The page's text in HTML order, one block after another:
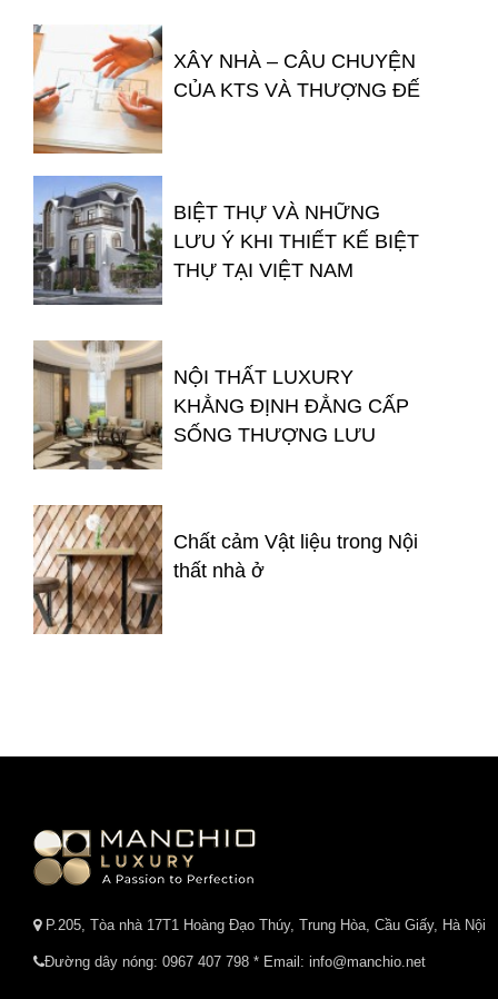
XÂY NHÀ – CÂU CHUYỆN
CỦA KTS VÀ THƯỢNG ĐẾ
BIỆT THỰ VÀ NHỮNG
LƯU Ý KHI THIẾT KẾ BIỆT
THỰ TẠI VIỆT NAM
NỘI THẤT LUXURY
KHẲNG ĐỊNH ĐẲNG CẤP
SỐNG THƯỢNG LƯU
Chất cảm Vật liệu trong Nội
thất nhà ở
P.205, Tòa nhà 17T1 Hoàng Đạo Thúy, Trung Hòa, Cầu Giấy, Hà Nội
Đường dây nóng: 0967 407 798 * Email: info@manchio.net